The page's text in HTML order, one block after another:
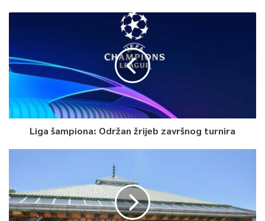
0
Article Rating
Liga šampiona: Održan žrijeb završnog turnira